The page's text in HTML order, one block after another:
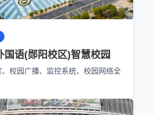
国语(郧阳校区)智慧校园
、校园广播、监控系统、校园网络全